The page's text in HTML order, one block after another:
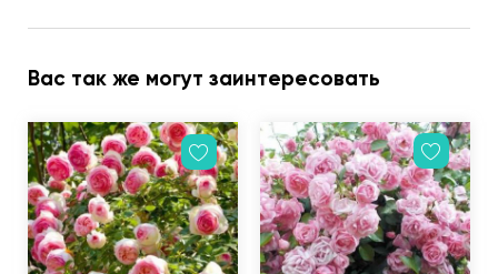
Вас так же могут заинтересовать